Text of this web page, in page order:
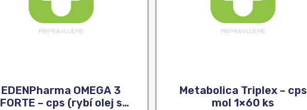
EDENPharma OMEGA 3
FORTE – cps (rybí olej s
Metabolica Triplex – cps
mol 1×60 ks